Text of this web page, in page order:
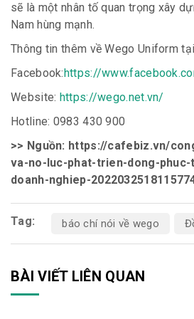
sẽ là một nhân tố quan trọng xây
Nam hùng mạnh.
Thông tin thêm về Wego Uniform
Facebook:https://
Website: https://wego.net.vn/
Hotline: 0983 430 900
>> Nguồn: https://cafebiz.vn/
va-no-luc-phat-trien-dong-
doanh-nghiep-
Tag: báo chí nói về wego
BÀI VIẾT LIÊN QUAN